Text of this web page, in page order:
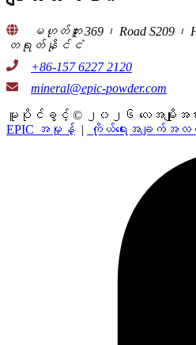
မဟုတ်ဘူး 369၊ Road S209၊
တရုတ်နိုင်ငံ
+86-157 6227 2120
mineral@epic-powder.com
မူပိုင်ခွင့် © ၂၀၂၆ လေအမျိုးအစား
EPIC အမှုန့် | ကိုယ်ရေးအချက်အ